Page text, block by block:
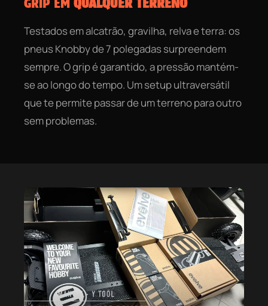
GRIP EM QUALQUER TERRENO
Testados em alcatrão, gravilha, relva e terra: os
pneus Knobby de 7 polegadas surpreendem
sempre. O grip é garantido, a pressão mantém-
se ao longo do tempo. Um setup ultraversátil
que te permite passar de um terreno para outro
sem problemas.